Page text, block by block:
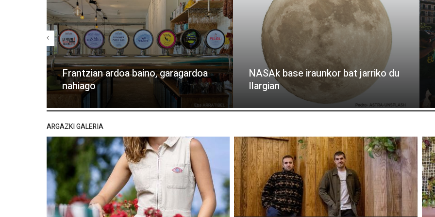
Frantzian ardoa baino, garagardoa
nahiago
NASAk base iraunkor bat jarriko du
Ilargian
ARGAZKI GALERIA